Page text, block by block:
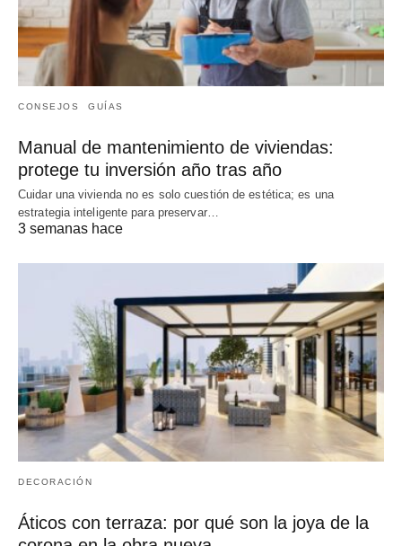
CONSEJOS GUÍAS
Manual de mantenimiento de viviendas:
protege tu inversión año tras año
Cuidar una vivienda no es solo cuestión de estética; es una
estrategia inteligente para preservar…
3 semanas hace
DECORACIÓN
Áticos con terraza: por qué son la joya de la